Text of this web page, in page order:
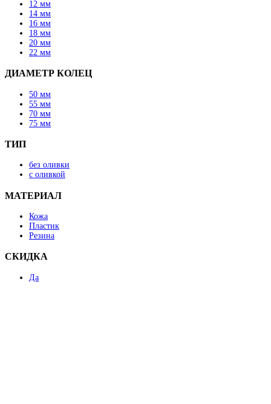
12 мм
14 мм
16 мм
18 мм
20 мм
22 мм
ДИАМЕТР КОЛЕЦ
50 мм
55 мм
70 мм
75 мм
ТИП
без оливки
с оливкой
МАТЕРИАЛ
Кожа
Пластик
Резина
СКИДКА
Да